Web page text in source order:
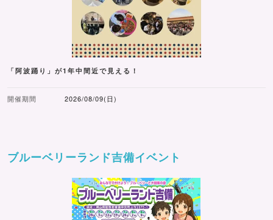
「阿波踊り」が1年中間近で見える！
開催期間 2026/08/09(日)
ブルーベリーランド吉備イベント